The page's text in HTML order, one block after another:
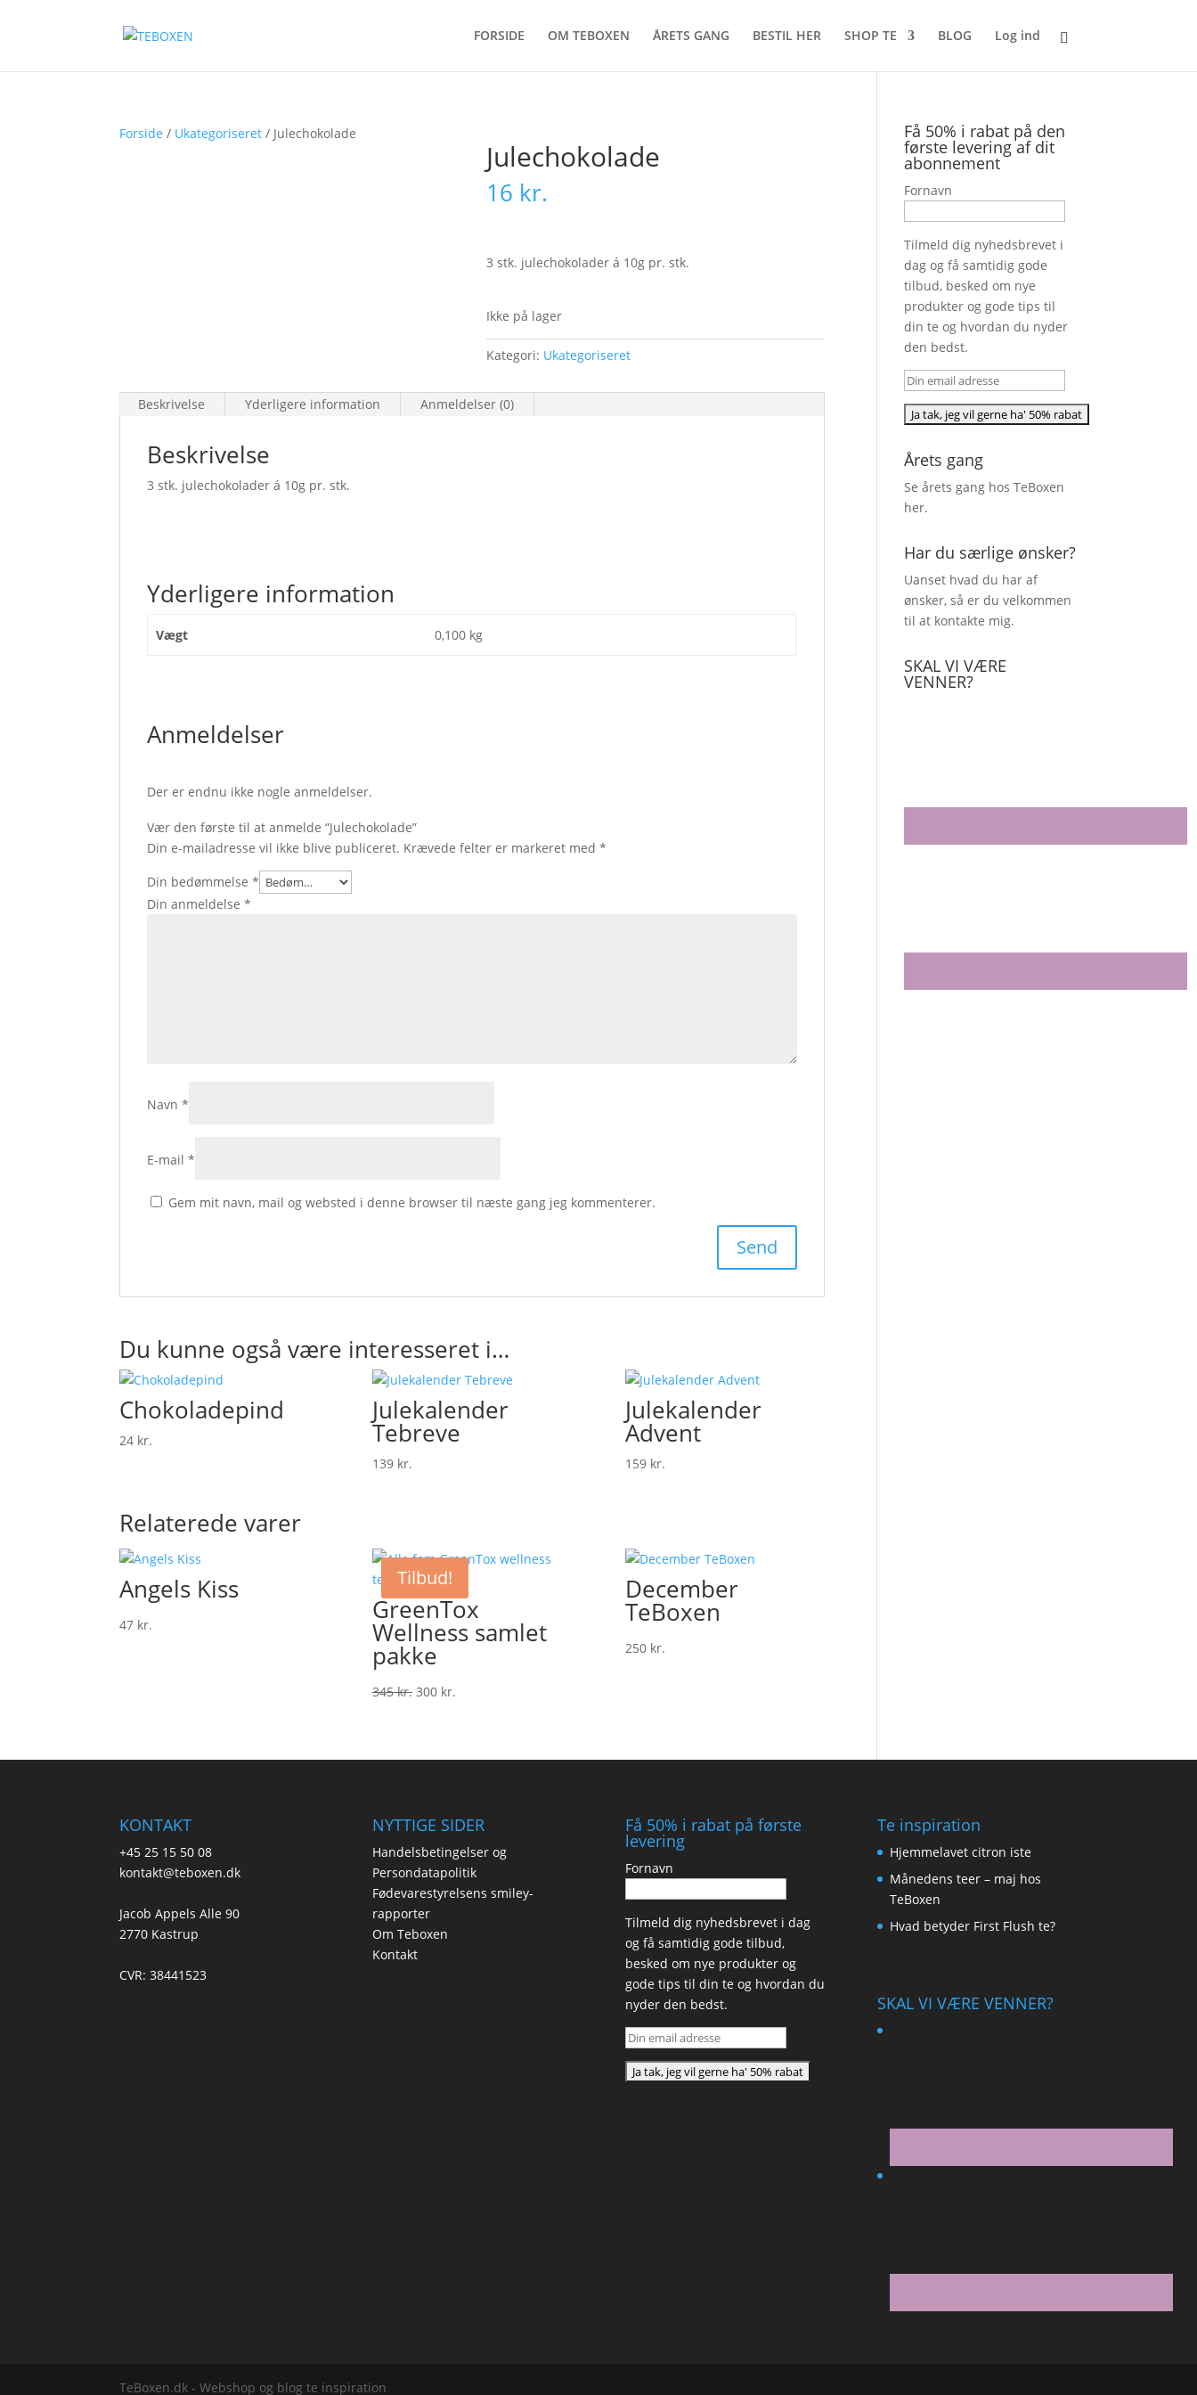
FORSIDE OM TEBOXEN ÅRETS GANG BESTIL HER SHOP TE BLOG Log ind
Forside / Ukategoriseret / Julechokolade
Julechokolade
16 kr.
3 stk. julechokolader á 10g pr. stk.
Ikke på lager
Kategori: Ukategoriseret
Beskrivelse Yderligere information Anmeldelser (0)
Beskrivelse
3 stk. julechokolader á 10g pr. stk.
Yderligere information
Vægt 0,100 kg
Anmeldelser
Der er endnu ikke nogle anmeldelser.
Vær den første til at anmelde “Julechokolade”
Din e-mailadresse vil ikke blive publiceret. Krævede felter er markeret med*
Din bedømmelse*
Din anmeldelse*
Navn*
E-mail*
Gem mit navn, mail og websted i denne browser til næste gang jeg kommenterer.
Du kunne også være interesseret i…
Chokoladepind
24 kr.
Julekalender
Tebreve
139 kr.
Julekalender
Advent
159 kr.
Relaterede varer
Angels Kiss
47 kr.
Tilbud!
GreenTox
Wellness samlet
pakke
345kr. Den
300 kr.Den
December
TeBoxen
250 kr.
Få 50% i rabat på den
første levering af dit
abonnement
Fornavn
Tilmeld dig nyhedsbrevet i
dag og få samtidig gode
tilbud, besked om nye
produkter og gode tips til
din te og hvordan du nyder
den bedst.
Årets gang
Se årets gang hos TeBoxen
her.
Har du særlige ønsker?
Uanset hvad du har af
ønsker, så er du velkommen
til at kontakte mig.
SKAL VI VÆRE
VENNER?
KONTAKT
+45 25 15 50 08
kontakt@teboxen.dk
Jacob Appels Alle 90
2770 Kastrup
CVR: 38441523
NYTTIGE SIDER
Handelsbetingelser og
Persondatapolitik
Fødevarestyrelsens smiley-
rapporter
Om Teboxen
Kontakt
Få 50% i rabat på første
levering
Fornavn
Tilmeld dig nyhedsbrevet i dag
og få samtidig gode tilbud,
besked om nye produkter og
gode tips til din te og hvordan du
nyder den bedst.
Te inspiration
Hjemmelavet citron iste
Månedens teer – maj hos
TeBoxen
Hvad betyder First Flush te?
SKAL VI VÆRE VENNER?
TeBoxen.dk - Webshop og blog te inspiration